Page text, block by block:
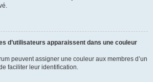
d’utilisateurs apparaissent dans une couleur
peuvent assigner une couleur aux membres d’un
faciliter leur identification.